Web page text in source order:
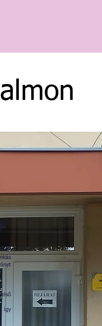
így